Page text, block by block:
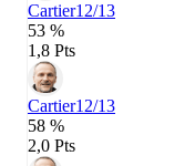
Cartier12/13
53 %
1,8 Pts
Cartier12/13
58 %
2,0 Pts